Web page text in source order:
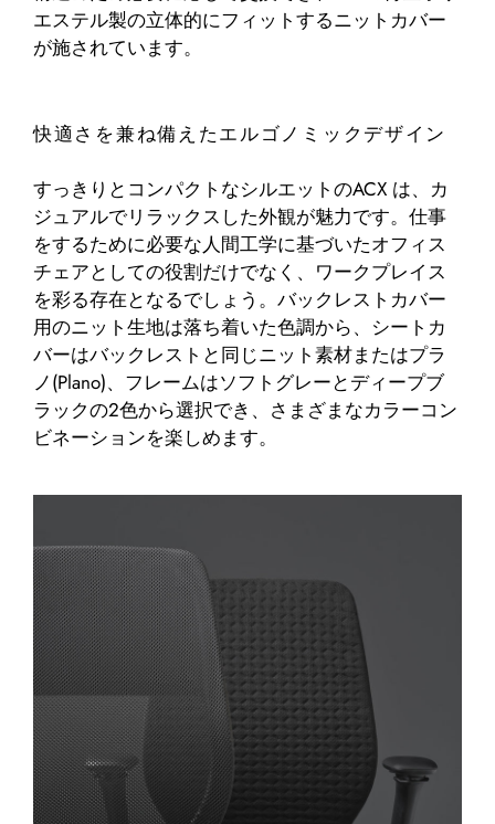
エステル製の立体的にフィットするニットカバー
が施されています。
快適さを兼ね備えたエルゴノミックデザイン
すっきりとコンパクトなシルエットのACX は、カ
ジュアルでリラックスした外観が魅力です。仕事
をするために必要な人間工学に基づいたオフィス
チェアとしての役割だけでなく、ワークプレイス
を彩る存在となるでしょう。バックレストカバー
用のニット生地は落ち着いた色調から、シートカ
バーはバックレストと同じニット素材またはプラ
ノ(Plano)、フレームはソフトグレーとディープブ
ラックの2色から選択でき、さまざまなカラーコン
ビネーションを楽しめます。